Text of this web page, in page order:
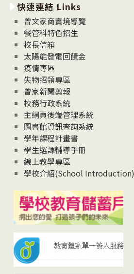
消
息
News
快速連結 Links
曾文家商實境導覽
餐管科特色招生
校長信箱
太陽能發電回饋金
疫情專區
失物招領專區
曾家新聞剪報
校務行政系統
主網頁後端管理系統
圖書館資訊查詢系統
學年課程計畫書
學生選課輔導手冊
線上教學專區
學校介紹(School Introduction)